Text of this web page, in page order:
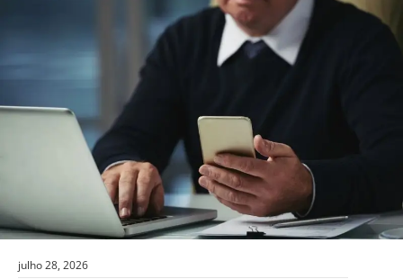
julho 28, 2026